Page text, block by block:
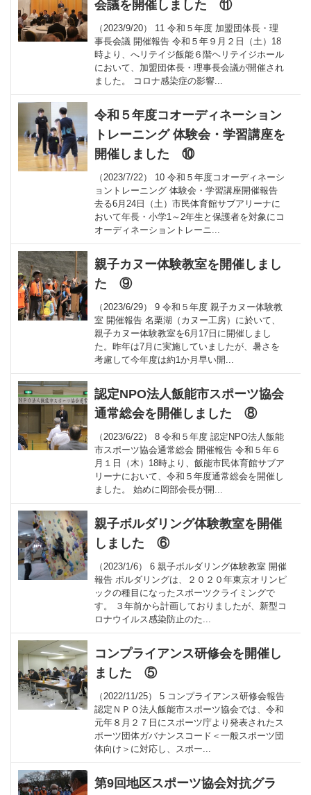
会議を開催しました ⑪
（2023/9/20） 11 令和５年度 加盟団体長・理
事長会議 開催報告 令和５年９月２日（土）18
時より、へリテイジ飯能６階ヘリテイジホール
において、加盟団体長・理事長会議が開催され
ました。 コロナ感染症の影響...
令和５年度コオーディネーション
トレーニング 体験会・学習講座を
開催しました ⑩
（2023/7/22） 10 令和５年度コオーディネーシ
ョントレーニング 体験会・学習講座開催報告
去る6月24日（土）市民体育館サブアリーナに
おいて年長・小学1～2年生と保護者を対象にコ
オーディネーショントレーニ...
親子カヌー体験教室を開催しまし
た ⑨
（2023/6/29） 9 令和５年度 親子カヌー体験教
室 開催報告 名栗湖（カヌー工房）に於いて、
親子カヌー体験教室を6月17日に開催しまし
た。昨年は7月に実施していましたが、暑さを
考慮して今年度は約1か月早い開...
認定NPO法人飯能市スポーツ協会
通常総会を開催しました ⑧
（2023/6/22） 8 令和５年度 認定NPO法人飯能
市スポーツ協会通常総会 開催報告 令和５年６
月１日（木）18時より、飯能市民体育館サブア
リーナにおいて、令和５年度通常総会を開催し
ました。 始めに岡部会長が開...
親子ボルダリング体験教室を開催
しました ⑥
（2023/1/6） 6 親子ボルダリング体験教室 開催
報告 ボルダリングは、２０２０年東京オリンピ
ックの種目になったスポーツクライミングで
す。 ３年前から計画しておりましたが、新型コ
ロナウイルス感染防止のた...
コンプライアンス研修会を開催し
ました ⑤
（2022/11/25） 5 コンプライアンス研修会報告
認定ＮＰＯ法人飯能市スポーツ協会では、令和
元年８月２７日にスポーツ庁より発表されたス
ポーツ団体ガバナンスコード＜一般スポーツ団
体向け＞に対応し、スポー...
第9回地区スポーツ協会対抗グラ